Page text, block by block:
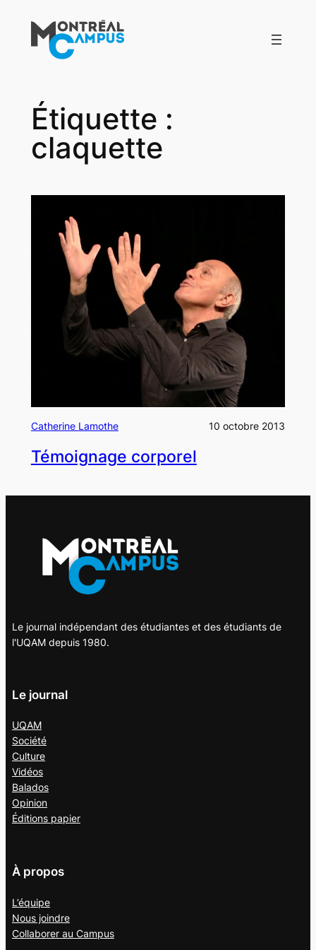
contenu
Étiquette :
claquette
Catherine Lamothe 10 octobre 2013
Témoignage corporel
Le journal indépendant des étudiantes et des étudiants de
l'UQAM depuis 1980.
Le journal
UQAM
Société
Culture
Vidéos
Balados
Opinion
Éditions papier
À propos
L’équipe
Nous joindre
Collaborer au Campus